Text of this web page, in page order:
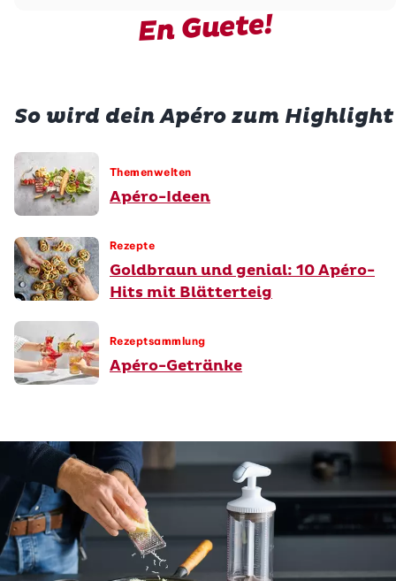
En Guete!
So wird dein Apéro zum Highlight
Themenwelten
Apéro-Ideen
Rezepte
Goldbraun und genial: 10 Apéro-
Hits mit Blätterteig
Rezeptsammlung
Apéro-Getränke